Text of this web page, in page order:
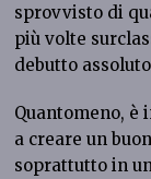
sprovvisto di
più volte
debutto
Quantomeno,
a creare un buon
soprattutto in